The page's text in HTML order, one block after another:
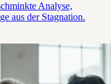
Analyse,
aus der Stagnation.